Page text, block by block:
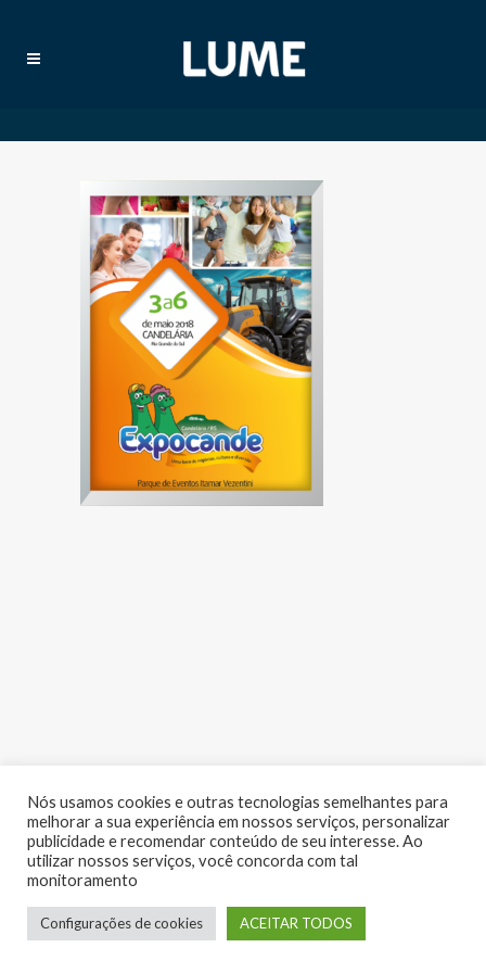
LUME EVENTOS | Copyright 2017 - Todos os direitos reservados
Nós usamos cookies e outras tecnologias semelhantes para
melhorar a sua experiência em nossos serviços, personalizar
publicidade e recomendar conteúdo de seu interesse. Ao
utilizar nossos serviços, você concorda com tal
monitoramento
Configurações de cookies ACEITAR TODOS